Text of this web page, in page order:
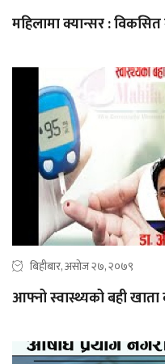
महिलामा क्यान्सर :
बिहीबार, असोज २७, २०७९
आफ्नो स्वास्थ्यको बही